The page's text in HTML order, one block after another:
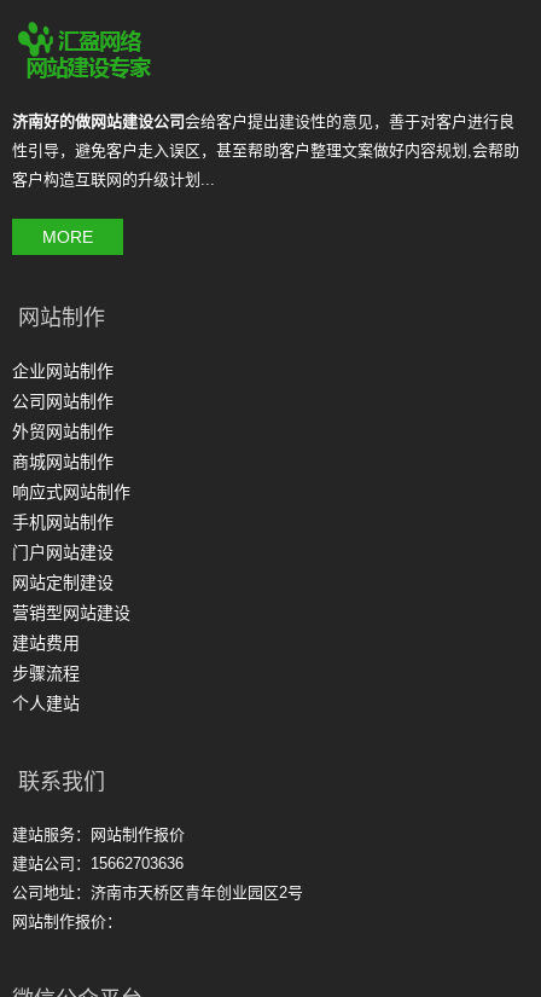
济南好的做网站建设公司会给客户提出建设性的意见，善于对客户进行良
性引导，避免客户走入误区，甚至帮助客户整理文案做好内容规划,会帮助
客户构造互联网的升级计划...
MORE
网站制作
企业网站制作
公司网站制作
外贸网站制作
商城网站制作
响应式网站制作
手机网站制作
门户网站建设
网站定制建设
营销型网站建设
建站费用
步骤流程
个人建站
联系我们
建站服务：网站制作报价
建站公司：15662703636
公司地址：济南市天桥区青年创业园区2号
网站制作报价：